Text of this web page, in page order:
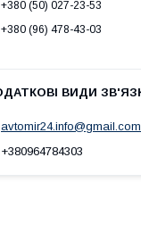
+380 (50) 027-23-53
+380 (96) 478-43-03
avtomir24.info@gmail.com
+380964784303